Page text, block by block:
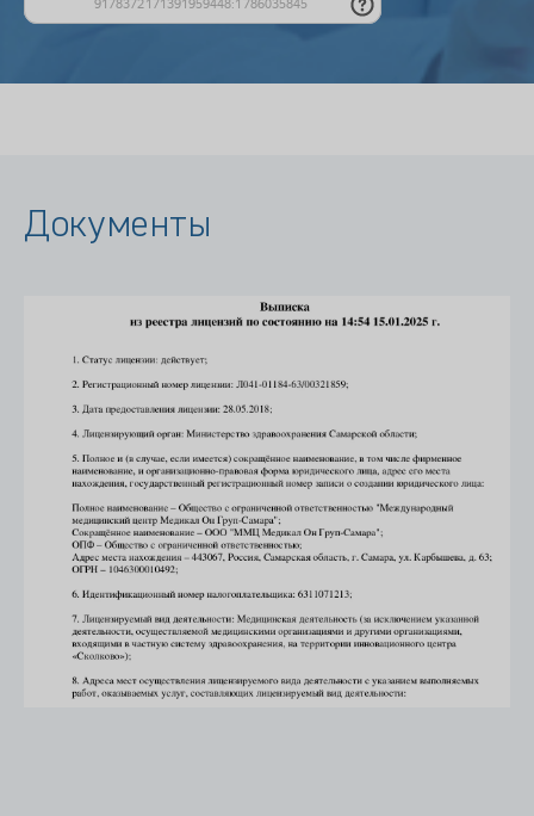
Документы